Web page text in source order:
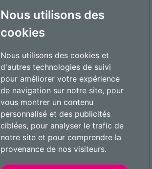
Nous utilisons des
cookies
Nous utilisons des cookies et
d'autres technologies de suivi
pour améliorer votre expérience
de navigation sur notre site, pour
vous montrer un contenu
personnalisé et des publicités
ciblées, pour analyser le trafic de
notre site et pour comprendre la
provenance de nos visiteurs.